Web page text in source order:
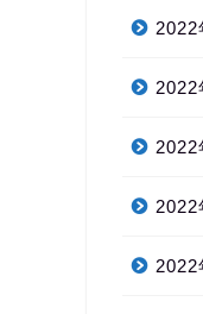
2022
2022
2022
2022
2022